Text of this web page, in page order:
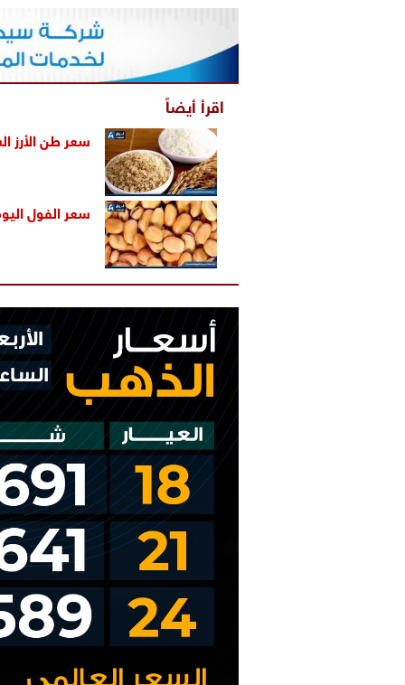
اقرأ أيضاً
سعر طن الأرز
سعر الفول